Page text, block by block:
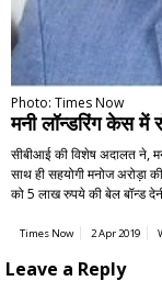
Photo: Times Now
मनी लॉन्डरिंग केस में
सीबीआई की विशेष अदालत ने,
साथ ही सहयोगी मनोज अरोड़ा
को 5 लाख रुपये की बेल बॉन्ड
Times Now 2 Apr 2019
Leave a Reply